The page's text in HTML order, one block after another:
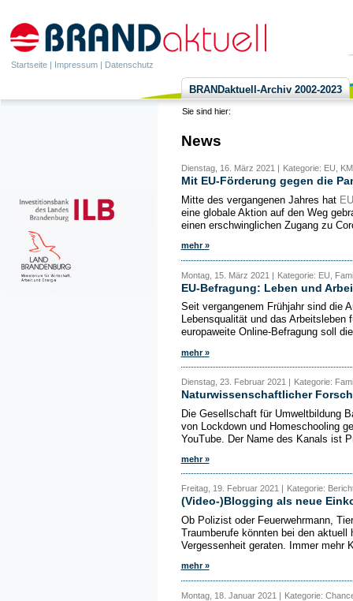
Startseite | Impressum | Datenschutz
BRANDaktuell-Archiv 2002-2023
Sie sind hier:
News
Dienstag, 16. März 2021 | Kategorie: EU,
Mit EU-Förderung gegen die
Mitte des vergangenen Jahres hat EU
eine globale Aktion auf den Weg
einen erschwinglichen Zugang zu
mehr »
Montag, 15. März 2021 | Kategorie: EU,
EU-Befragung: Leben und
Seit vergangenem Frühjahr sind die
Lebensqualität und das Arbeitsleben
europaweite Online-Befragung soll
mehr »
Dienstag, 23. Februar 2021 | Kategorie:
Naturwissenschaftlicher
Die Gesellschaft für Umweltbildung
von Lockdown und Homeschooling
YouTube. Der Name des Kanals ist
mehr »
Freitag, 19. Februar 2021 | Kategorie:
(Video-)Blogging als neue
Ob Polizist oder Feuerwehrmann,
Traumberufe könnten bei den aktuell
Vergessenheit geraten. Immer mehr
mehr »
Montag, 18. Januar 2021 | Kategorie: